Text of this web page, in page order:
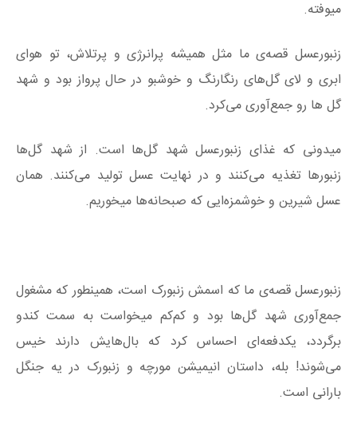
میوفته.
زنبورعسل قصه‌ی ما مثل همیشه پرانرژی و پرتلاش، تو هوای
ابری و لای گل‌های رنگارنگ و خوشبو در حال پرواز بود و شهد
گل ها رو جمع‌آوری می‌کرد.
میدونی که غذای زنبورعسل شهد گل‌ها است. از شهد گل‌ها
زنبورها تغذیه می‌کنند و در نهایت عسل تولید می‌کنند. همان
عسل شیرین و خوشمزه‌ایی که صبحانه‌ها میخوریم.
زنبورعسل قصه‌ی ما که اسمش زنبورک است، همینطور که مشغول
جمع‌آوری شهد گل‌ها بود و کم‌کم میخواست به سمت کندو
برگردد، یکدفعه‌ای احساس کرد که بال‌هایش دارند خیس
می‌شوند! بله، داستان انیمیشن مورچه و زنبورک در یه جنگل
بارانی است.